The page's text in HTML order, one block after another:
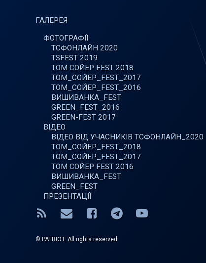
ГАЛЕРЕЯ
ФОТОГРАФІЇ
ТСФОНЛАЙН 2020
TSFEST 2019
ТОМ СОЙЕР FEST 2018
ТОМ_СОЙЕР_FEST_2017
ТОМ_СОЙЕР_FEST_2016
ВИШИВАНКА_FEST
GREEN_FEST_2016
GREEN-FEST 2017
ВІДЕО
ВІДЕО ВІД УЧАСНИКІВ ТСФОНЛАЙН_2020
ТОМ_СОЙЕР_FEST_2018
ТОМ_СОЙЕР_FEST_2017
ТОМ СОЙЕР FEST 2016
ВИШИВАНКА_FEST
GREEN_FEST
ПРЕЗЕНТАЦІЇ
RSS E-mailFacebook
TelegramYouTube
© PATRIOT. All rights reserved.